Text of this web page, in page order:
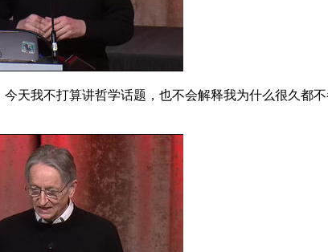
天我不打算讲哲学话题，也不会解释我为什么很久都